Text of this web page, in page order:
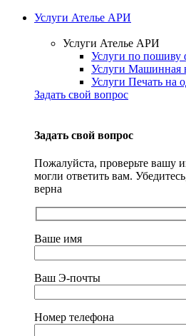
Услуги Ателье АРИ
Услуги Ателье АРИ
Услуги по
Услуги Машинная
Услуги Печать на
Задать свой вопрос
Задать свой вопрос
Пожалуйста, проверьте
могли ответить вам.
верна
Ваше имя
Ваш Э-почты
Номер телефона